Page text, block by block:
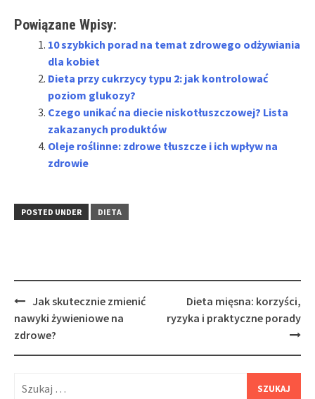
Powiązane Wpisy:
10 szybkich porad na temat zdrowego odżywiania
dla kobiet
Dieta przy cukrzycy typu 2: jak kontrolować
poziom glukozy?
Czego unikać na diecie niskotłuszczowej? Lista
zakazanych produktów
Oleje roślinne: zdrowe tłuszcze i ich wpływ na
zdrowie
POSTED UNDER DIETA
Post
navigation
Jak skutecznie zmienić
nawyki żywieniowe na
zdrowe?
Dieta mięsna: korzyści,
ryzyka i praktyczne porady